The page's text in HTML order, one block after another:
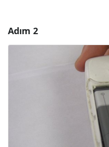
Adım 2